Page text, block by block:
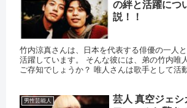
の絆と活躍につ
説！！
竹内涼真さんは、日本を代表する俳優の一人
活躍しています。 そんな彼には、弟の竹内唯
ご存知でしょうか？ 唯人さんは歌手として活
男性芸能人
芸人 真空ジェシ